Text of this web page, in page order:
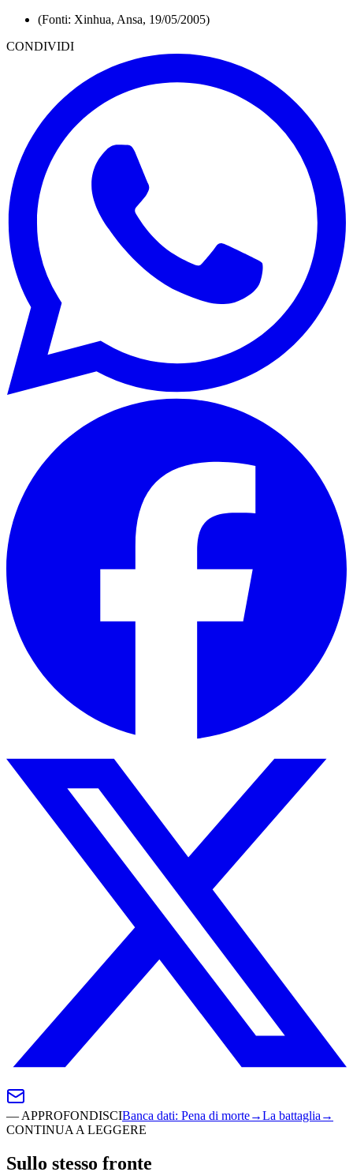
(Fonti: Xinhua, Ansa, 19/05/2005)
CONDIVIDI
— APPROFONDISCIBanca dati: Pena di morte→La battaglia →
CONTINUA A LEGGERE
Sullo stesso fronte